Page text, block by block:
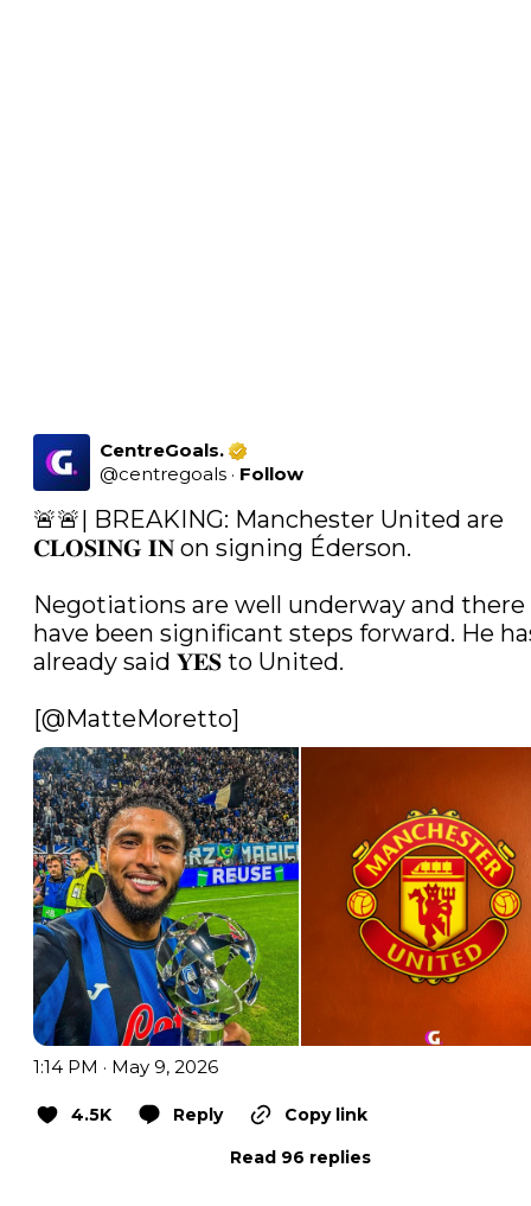
CentreGoals.
@centregoals · Follow
🚨🚨| BREAKING: Manchester United are
𝐂𝐋𝐎𝐒𝐈𝐍𝐆 𝐈𝐍 on signing Éderson.
Negotiations are well underway and there
have been significant steps forward. He
already said 𝐘𝐄𝐒 to United.
[@MatteMoretto]
1:14 PM · May 9, 2026
4.5K Reply
Copy link
Read 96 replies